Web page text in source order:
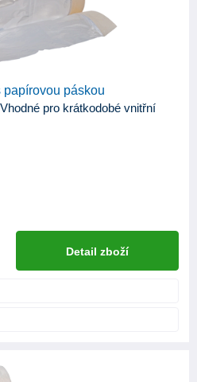
papírovou páskou
pro krátkodobé vnitřní
Detail zboží